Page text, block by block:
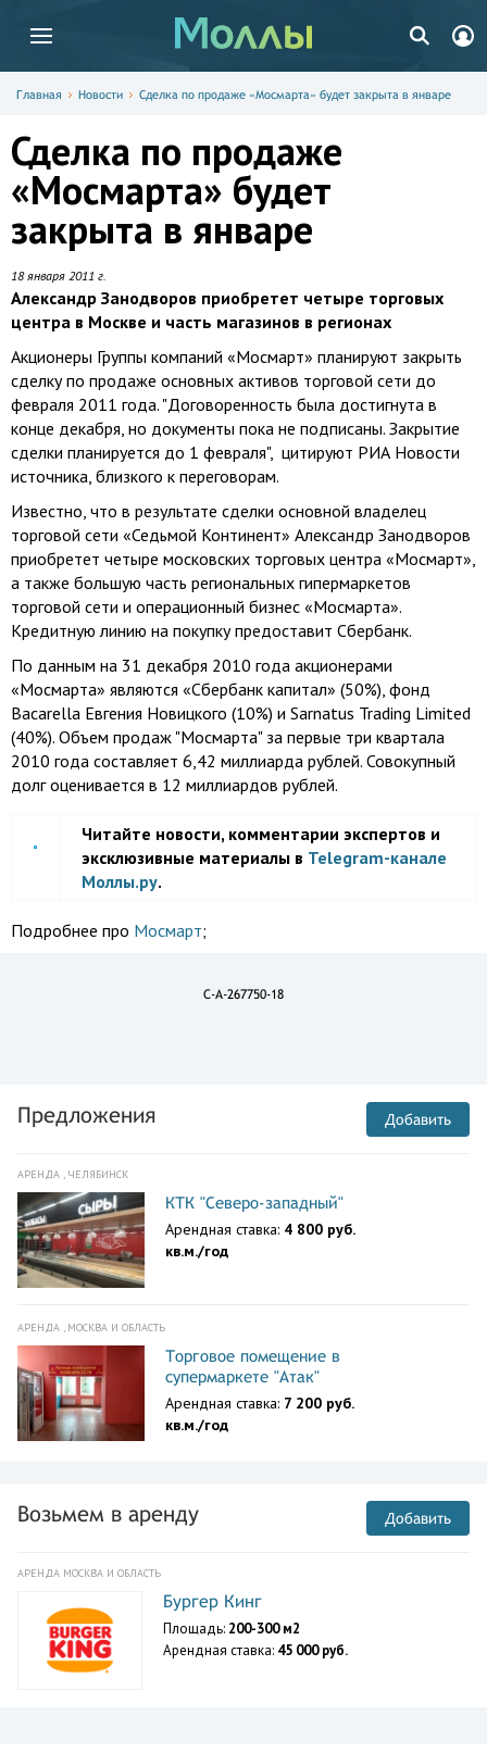
Главная Новости Сделка по продаже «Мосмарта» будет закрыта в январе
Сделка по продаже
«Мосмарта» будет
закрыта в январе
18 января 2011 г.
Александр Занодворов приобретет четыре торговых
центра в Москве и часть магазинов в регионах
Акционеры Группы компаний «Мосмарт» планируют закрыть
сделку по продаже основных активов торговой сети до
февраля 2011 года. "Договоренность была достигнута в
конце декабря, но документы пока не подписаны. Закрытие
сделки планируется до 1 февраля", цитируют РИА Новости
источника, близкого к переговорам.
Известно, что в результате сделки основной владелец
торговой сети «Седьмой Континент» Александр Занодворов
приобретет четыре московских торговых центра «Мосмарт»,
а также большую часть региональных гипермаркетов
торговой сети и операционный бизнес «Мосмарта».
Кредитную линию на покупку предоставит Сбербанк.
По данным на 31 декабря 2010 года акционерами
«Мосмарта» являются «Сбербанк капитал» (50%), фонд
Bacarella Евгения Новицкого (10%) и Sarnatus Trading Limited
(40%). Объем продаж "Мосмарта" за первые три квартала
2010 года составляет 6,42 миллиарда рублей. Совокупный
долг оценивается в 12 миллиардов рублей.
Читайте новости, комментарии экспертов и
эксклюзивные материалы в Telegram-канале
Моллы.ру.
Подробнее про Мосмарт;
C-A-267750-18
Предложения Добавить
АРЕНДА , ЧЕЛЯБИНСК
КТК "Северо-западный"
Арендная ставка: 4 800 руб.
кв.м./год
АРЕНДА , МОСКВА И ОБЛАСТЬ
Торговое помещение в
супермаркете "Атак"
Арендная ставка: 7 200 руб.
кв.м./год
Возьмем в аренду Добавить
АРЕНДА МОСКВА И ОБЛАСТЬ
Бургер Кинг
Площадь: 200-300 м2
Арендная ставка: 45 000 руб.